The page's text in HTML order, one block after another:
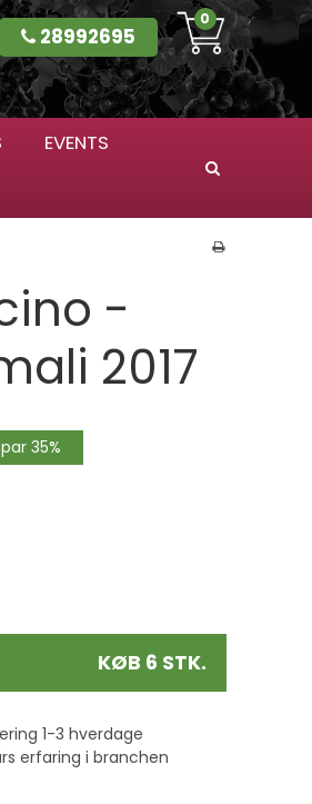
28992695
0
EVENTS
-
2017
35%
KØB 6 STK.
1-3 hverdage
erfaring i branchen